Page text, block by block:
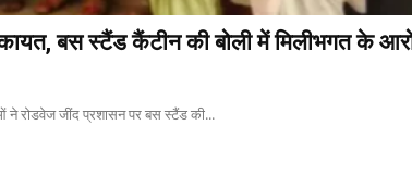
बस स्टैंड कैंटीन की बोली में मिलीभगत के
ने रोडवेज जींद प्रशासन पर बस स्टैंड की...